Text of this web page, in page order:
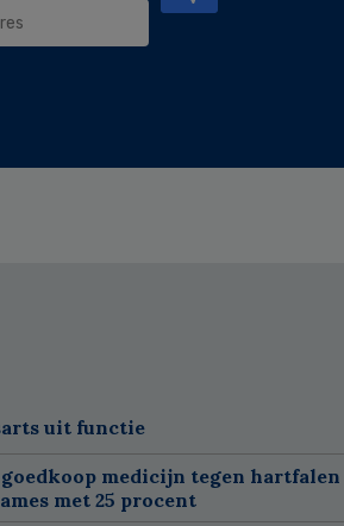
uit functie
medicijn tegen hartfalen
met 25 procent